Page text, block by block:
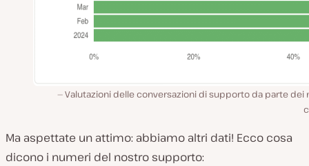
Valutazioni delle conversazioni di supporto da parte dei
Ma aspettate un attimo: abbiamo altri dati! Ecco cosa
dicono i numeri del nostro supporto: